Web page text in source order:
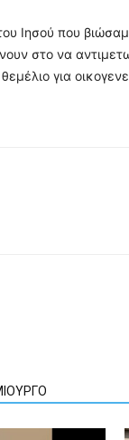
Ιησού που
στο να
για